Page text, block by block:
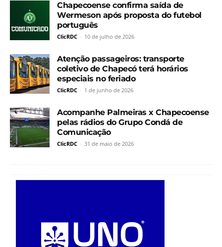
Chapecoense confirma saída de
Wermeson após proposta do futebol
português
ClicRDC - 10 de julho de 2026
Atenção passageiros: transporte
coletivo de Chapecó terá horários
especiais no feriado
ClicRDC - 1 de junho de 2026
Acompanhe Palmeiras x Chapecoense
pelas rádios do Grupo Condá de
Comunicação
ClicRDC - 31 de maio de 2026